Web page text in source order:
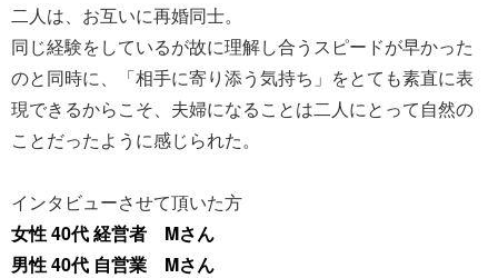
二人は、お互いに再婚同士。
同じ経験をしているが故に理解し合うスピードが早かった
のと同時に、「相手に寄り添う気持ち」をとても素直に表
現できるからこそ、夫婦になることは二人にとって自然の
ことだったように感じられた。
インタビューさせて頂いた方
女性 40代 経営者 Mさん
男性 40代 自営業 Mさん